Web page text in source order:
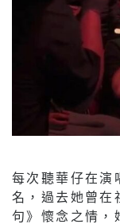
每次聽華仔在演
名，過去她曾在
句》懷念之情，